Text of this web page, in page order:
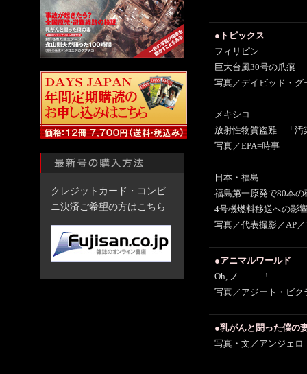
クレジットカード・コンビ
ニ決済ご希望の方はこちら
●トピックス
フィリピン
巨大台風30号の爪痕
写真／デイビッド・グ
メキシコ
放射性物質盗難 「汚
写真／EPA=時事
日本・福島
福島第一原発で80本の
4号機燃料移送への影
写真／代表撮影／AP
●アニマルワールド
Oh, ノ―――!
写真／アジート・ビク
●乳がんと闘った僕の
写真・文／アンジェロ